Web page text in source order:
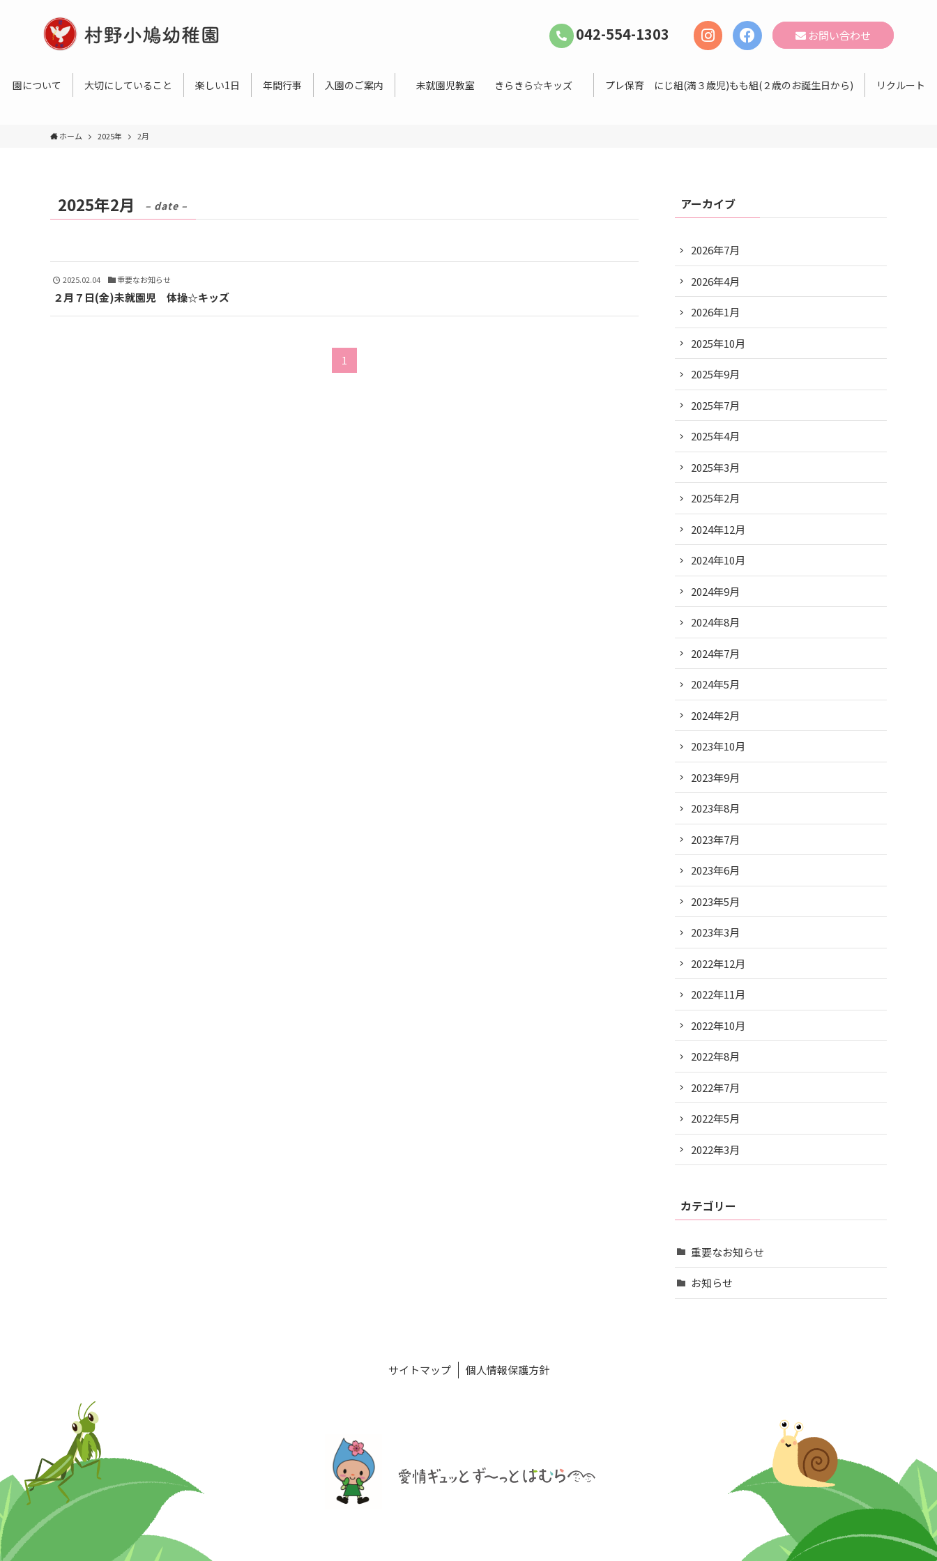
園について 大切にしていること 楽しい1日 年間行事 入園のご案内 未就園児教室 きらきら☆キッズ プレ保育 にじ組(満３歳児)もも組(２歳のお誕生日から) リクルート
042-554-1303 お問い合わせ
ホーム 2025年 2月
2025年2月 – date –
2025.02.04 重要なお知らせ
２月７日(金)未就園児 体操☆キッズ
1
アーカイブ
2026年7月
2026年4月
2026年1月
2025年10月
2025年9月
2025年7月
2025年4月
2025年3月
2025年2月
2024年12月
2024年10月
2024年9月
2024年8月
2024年7月
2024年5月
2024年2月
2023年10月
2023年9月
2023年8月
2023年7月
2023年6月
2023年5月
2023年3月
2022年12月
2022年11月
2022年10月
2022年8月
2022年7月
2022年5月
2022年3月
カテゴリー
重要なお知らせ
お知らせ
サイトマップ 個人情報保護方針